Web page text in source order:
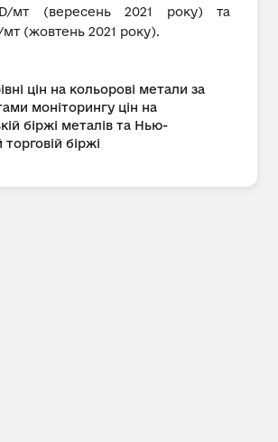
мт (вересень 2021 року) та
мт (жовтень 2021 року).
цін на кольорові метали за
моніторингу цін на
біржі металів та Нью-
торговій біржі